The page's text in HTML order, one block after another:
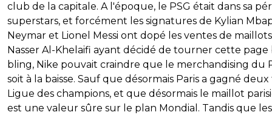
club de la capitale. A l'époque, le PSG était dans sa
superstars, et forcément les signatures de Kylian
Neymar et Lionel Messi ont dopé les ventes de
Nasser Al-Khelaifi ayant décidé de tourner cette page
bling, Nike pouvait craindre que le merchandising du
soit à la baisse. Sauf que désormais Paris a gagné deux
Ligue des champions, et que désormais le maillot
est une valeur sûre sur le plan Mondial. Tandis que les